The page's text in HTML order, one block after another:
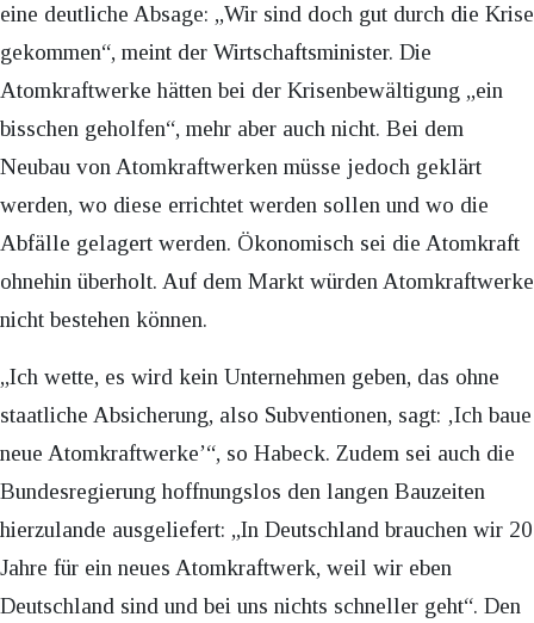
eine deutliche Absage: „Wir sind doch gut durch die Krise
gekommen“, meint der Wirtschaftsminister. Die
Atomkraftwerke hätten bei der Krisenbewältigung „ein
bisschen geholfen“, mehr aber auch nicht. Bei dem
Neubau von Atomkraftwerken müsse jedoch geklärt
werden, wo diese errichtet werden sollen und wo die
Abfälle gelagert werden. Ökonomisch sei die Atomkraft
ohnehin überholt. Auf dem Markt würden Atomkraftwerke
nicht bestehen können.
„Ich wette, es wird kein Unternehmen geben, das ohne
staatliche Absicherung, also Subventionen, sagt: ‚Ich baue
neue Atomkraftwerke’“, so Habeck. Zudem sei auch die
Bundesregierung hoffnungslos den langen Bauzeiten
hierzulande ausgeliefert: „In Deutschland brauchen wir 20
Jahre für ein neues Atomkraftwerk, weil wir eben
Deutschland sind und bei uns nichts schneller geht“. Den